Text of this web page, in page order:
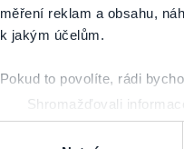
měření reklam a obsahu,
k jakým účelům.
Pokud to povolíte, rádi
Shromažďovali
Identifikovali vaše